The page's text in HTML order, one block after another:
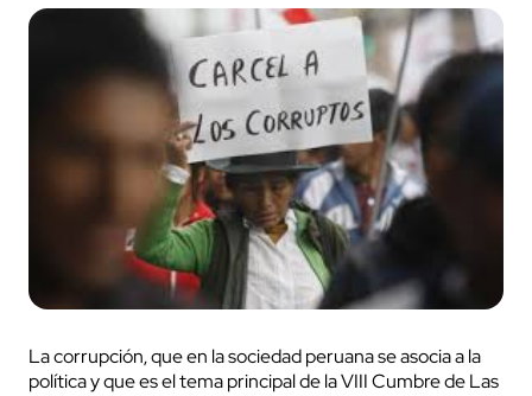
La corrupción, que en la sociedad peruana se asocia a la
política y que es el tema principal de la VIII Cumbre de Las